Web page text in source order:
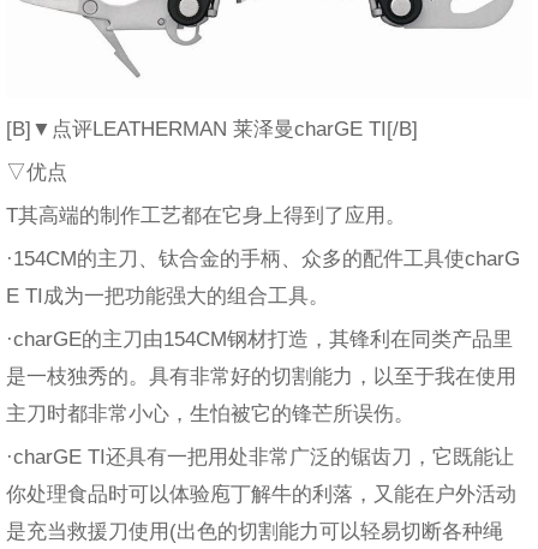
[B]▼点评LEATHERMAN 莱泽曼charGE TI[/B]
▽优点
T其高端的制作工艺都在它身上得到了应用。
·154CM的主刀、钛合金的手柄、众多的配件工具使charG
E TI成为一把功能强大的组合工具。
·charGE的主刀由154CM钢材打造，其锋利在同类产品里
是一枝独秀的。具有非常好的切割能力，以至于我在使用
主刀时都非常小心，生怕被它的锋芒所误伤。
·charGE TI还具有一把用处非常广泛的锯齿刀，它既能让
你处理食品时可以体验庖丁解牛的利落，又能在户外活动
是充当救援刀使用(出色的切割能力可以轻易切断各种绳